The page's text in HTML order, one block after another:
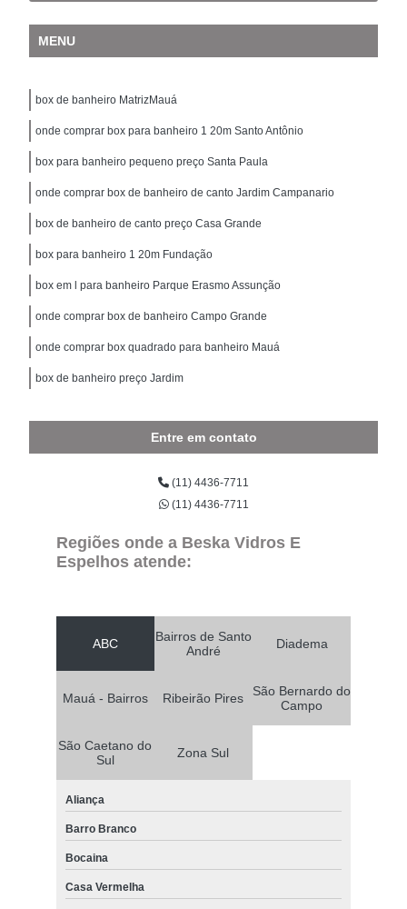
MENU
box de banheiro MatrizMauá
onde comprar box para banheiro 1 20m Santo Antônio
box para banheiro pequeno preço Santa Paula
onde comprar box de banheiro de canto Jardim Campanario
box de banheiro de canto preço Casa Grande
box para banheiro 1 20m Fundação
box em l para banheiro Parque Erasmo Assunção
onde comprar box de banheiro Campo Grande
onde comprar box quadrado para banheiro Mauá
box de banheiro preço Jardim
Entre em contato
(11) 4436-7711
(11) 4436-7711
Regiões onde a Beska Vidros E
Espelhos atende:
ABC
Bairros de Santo
André
Diadema
Mauá - Bairros Ribeirão Pires
São Bernardo do
Campo
São Caetano do
Sul
Zona Sul
Aliança
Barro Branco
Bocaina
Casa Vermelha